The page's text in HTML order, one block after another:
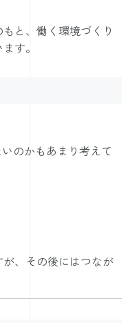
と、働く環境づくり
す。
のかもあまり考えて
、その後にはつなが